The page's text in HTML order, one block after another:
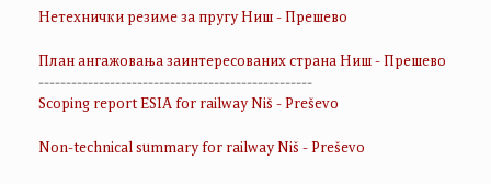
Нетехнички резиме за пругу Ниш - Прешево
План ангажовања заинтересованих страна Ниш - Прешево
--------------------------------------------------
Scoping report ESIA for railway Niš - Preševo
Non-technical summary for railway Niš - Preševo